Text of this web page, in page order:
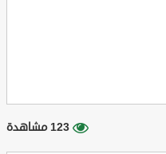
123 مشاهدة